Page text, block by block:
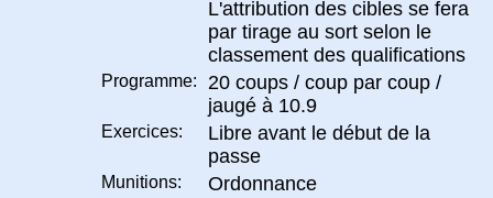
L'attribution des cibles se fera
par tirage au sort selon le
classement des qualifications
Programme:
20 coups / coup par coup /
jaugé à 10.9
Exercices:
Libre avant le début de la
passe
Munitions: Ordonnance